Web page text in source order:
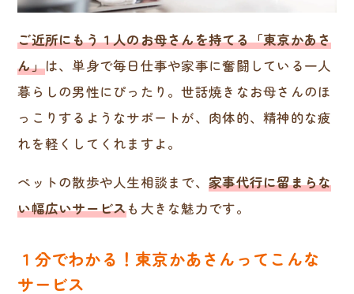
ご近所にもう１人のお母さんを持てる「東京かあさ
ん」は、単身で毎日仕事や家事に奮闘している一人
暮らしの男性にぴったり。世話焼きなお母さんのほ
っこりするようなサポートが、肉体的、精神的な疲
れを軽くしてくれますよ。
ペットの散歩や人生相談まで、 家事代行に留まらな
い幅広いサービスも大きな魅力です。
１分でわかる！東京かあさんってこんな
サービス